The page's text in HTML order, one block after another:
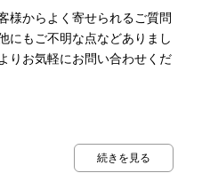
様からよく寄せられるご質問
にもご不明な点などありまし
りお気軽にお問い合わせくだ
続きを見る